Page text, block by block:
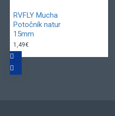
RVFLY Mucha
Potočník natur
15mm
1,49€